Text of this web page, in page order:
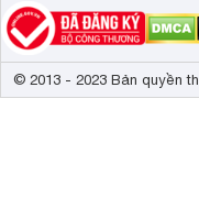
© 2013 - 2023 Bản quyền